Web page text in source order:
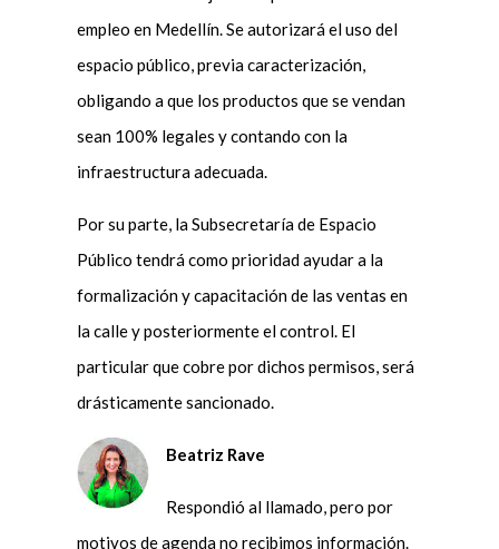
empleo en Medellín. Se autorizará el uso del
espacio público, previa caracterización,
obligando a que los productos que se vendan
sean 100% legales y contando con la
infraestructura adecuada.
Por su parte, la Subsecretaría de Espacio
Público tendrá como prioridad ayudar a la
formalización y capacitación de las ventas en
la calle y posteriormente el control. El
particular que cobre por dichos permisos, será
drásticamente sancionado.
Beatriz Rave
Respondió al llamado, pero por
motivos de agenda no recibimos información.